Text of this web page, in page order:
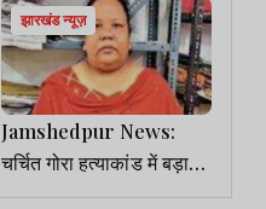
गिरफ्तार
झारखंड न्यूज़
Jamshedpur News:
चर्चित गोरा हत्याकांड में बड़ा
खुलासा, महिला सिपाही